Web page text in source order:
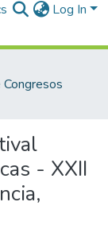
Log In
- XXII